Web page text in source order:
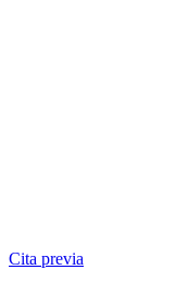
Cita previa